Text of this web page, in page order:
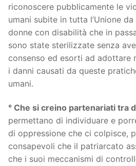
riconoscere pubblicamente le
umani subite in tutta l’Unione
donne con disabilità che in
sono state sterilizzate senza
consenso ed esorti ad adottare
i danni causati da queste
umani.
° Che si creino partenariati tra
permettano di individuare e
di oppressione che ci colpisce,
consapevoli che il patriarcato
che i suoi meccanismi di